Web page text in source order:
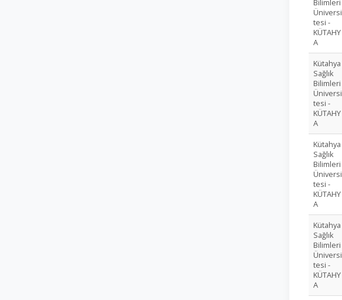
Bilimleri
Üniversi
tesi -
KÜTAHY
A
Kütahya
Sağlık
Bilimleri
Üniversi
tesi -
KÜTAHY
A
Kütahya
Sağlık
Bilimleri
Üniversi
tesi -
KÜTAHY
A
Kütahya
Sağlık
Bilimleri
Üniversi
tesi -
KÜTAHY
A